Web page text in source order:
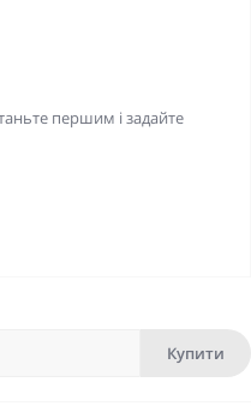
першим і задайте
Купити